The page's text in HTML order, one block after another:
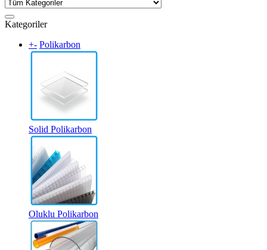
Kategoriler
+- Polikarbon
Solid Polikarbon
Oluklu Polikarbon